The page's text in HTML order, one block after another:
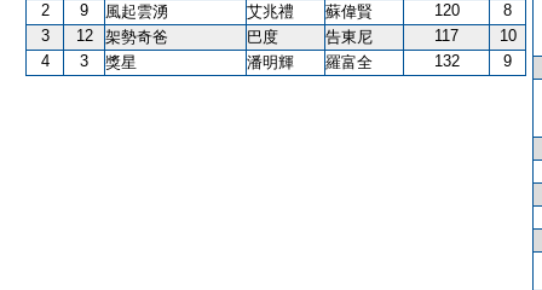
2
9 風起雲湧 艾兆禮 蘇偉賢 120
8
3
12 架勢奇爸 巴度 告東尼 117
10
4
3 獎星 潘明輝 羅富全 132 9